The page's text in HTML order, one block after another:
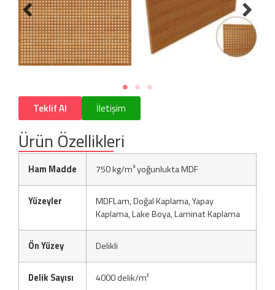
Teklif Al İletişim
Ürün Özellikleri
Ham Madde 750 kg/m³ yoğunlukta MDF
Yüzeyler
MDFLam, Doğal Kaplama, Yapay
Kaplama, Lake Boya, Laminat Kaplama
Ön Yüzey Delikli
Delik Sayısı 4000 delik/m²